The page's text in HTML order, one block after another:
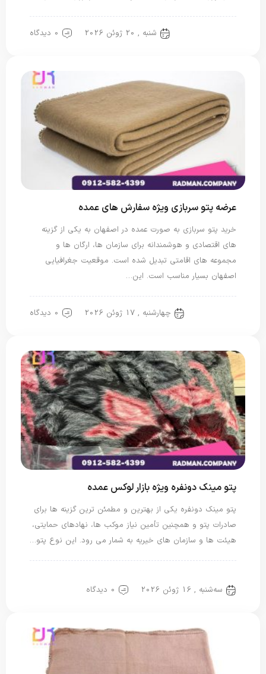
شنبه , 20 ژوئن 2026 0 دیدگاه
عرضه پتو سربازی ویژه سفارش های عمده
خرید پتو سربازی به صورت عمده در اصفهان به یکی از گزینه
های اقتصادی و هوشمندانه برای سازمان ها، ارگان ها و
مجموعه های اقامتی تبدیل شده است. موقعیت جغرافیایی
اصفهان بسیار مناسب است. این…
چهارشنبه , 17 ژوئن 2026 0 دیدگاه
پتو مینک دونفره ویژه بازار لوکس عمده
پتو مینک دونفره یکی از بهترین و مطمئن ترین گزینه ها برای
صادرات پتو و همچنین تأمین نیاز موکب ها، نهادهای حمایتی،
هیئت ها و سازمان های خیریه به شمار می رود. این نوع پتو…
سه‌شنبه , 16 ژوئن 2026 0 دیدگاه